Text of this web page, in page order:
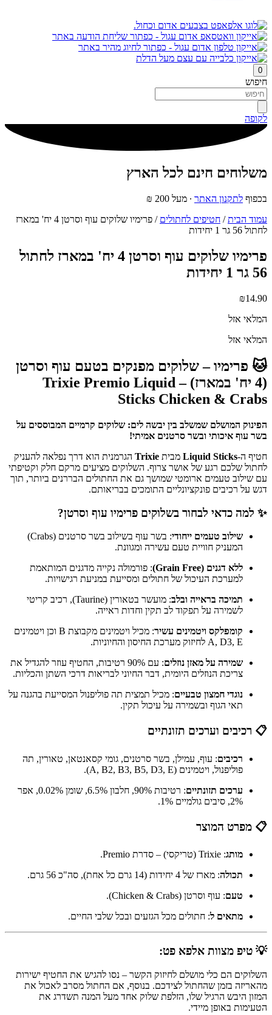
0
חיפוש
לקופה
משלוחים חינם לכל הארץ
בכפוף לתקנון האתר ∙ מעל 200 ₪
עמוד הבית/ חטיפים לחתולים
/ פרימיו שלוקים עוף וסרטן 4 יח' במארז
לחתול 56 גר 1 יחידות
פרימיו שלוקים עוף וסרטן 4 יח' במארז לחתול
56 גר 1 יחידות
₪14.90
המלאי אזל
המלאי אזל
🐱 פרימיו – שלוקים מפנקים בטעם עוף וסרטן
(4 יח' במארז) – Trixie Premio Liquid
Sticks Chicken & Crabs
הפינוק המושלם שמשלב בין יבשה לים: שלוקים קרמיים המבוססים על
בשר עוף איכותי ובשר סרטנים אמיתי!
חטיף ה-Liquid Sticks מבית Trixie הגרמנית הוא דרך נפלאה להעניק
לחתול שלכם רגע של אושר צרוף. השלוקים מציעים מרקם חלק וקטיפתי
עם שילוב טעמים ארומטי שמושך גם את החתולים הבררנים ביותר, תוך
דגש על רכיבים פונקציונליים התומכים בבריאותם.
✨ למה כדאי לבחור בשלוקים פרימיו עוף וסרטן?
שילוב טעמים ייחודי
: בשר עוף בשילוב בשר סרטנים (Crabs)
המעניק חוויית טעם עשירה ומגוונת.
ללא דגנים (Grain Free)
: פורמולה נקייה מדגנים המותאמת
למערכת העיכול של חתולים ומסייעת במניעת רגישויות.
תמיכה בראייה ובלב
: מועשר בטאורין (Taurine), רכיב קריטי
לשמירה על תפקוד לב תקין וחדות ראייה.
קומפלקס ויטמינים עשיר: מכיל ויטמינים מקבוצת B וכן ויטמינים
A, D3, E לחיזוק מערכת החיסון והחיוניות.
שמירה על מאזן נוזלים
: עם 90% רטיבות, החטיף עוזר להגדיל את
צריכת הנוזלים היומית, דבר החיוני לבריאות דרכי השתן והכליות.
נוגדי חמצון טבעיים: מכיל תמצית תה פוליפנול המסייעת בהגנה על
תאי הגוף ובשמירה על עיכול תקין.
📋 רכיבים וערכים תזונתיים
רכיבים: עוף, עמילן, בשר סרטנים, גומי קסאנטאן, טאורין, תה
פוליפנול, ויטמינים (A, B2, B3, B5, D3, E
).
ערכים תזונתיים
: רטיבות 90%, חלבון 6.5%, שומן 0.02%, אפר
2%, סיבים גולמיים 1%.
📋 מפרט המוצר
מותג: Trixie (טריקסי) – סדרת Premio.
תכולה: מארז של 4 יחידות (14 גרם כל אחת), סה"כ 56 גרם.
טעם: עוף וסרטן (Chicken & Crabs).
מתאים ל: חתולים מכל הגזעים ובכל שלבי החיים.
💡 טיפ מצוות אלפא פט:
השלוקים הם כלי מושלם לחיזוק הקשר – נסו להגיש את החטיף ישירות
מהאריזה בזמן שהחתול לצידכם. בנוסף, אם החתול מסרב לאכול את
המזון היבש הרגיל שלו, הזלפת שלוק אחד מעל המנה תשדרג את
הטעימות באופן מיידי.